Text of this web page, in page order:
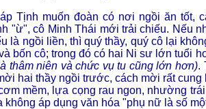
Tịnh muốn đoàn có nơi ngồi ăn tốt,
"ừ", cô Minh Thái mới trải chiếu. Nếu
là ngồi liền, thì quý thầy, quý cô lại
bốn cô; trong đó có hai Ni sư lớn tuổi
thâm niên và chức vụ tu cũng lớn hơn).
hai thầy ngồi trước, cách mời rất
mềm, lựa cọng rau ngon, nhường
không áp dụng văn hóa "phụ nữ là số